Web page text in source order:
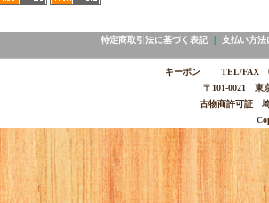
特定商取引法に基づく表記｜ 支払い方法
キーポン TEL/FAX
〒101-0021 東
古物商許可証